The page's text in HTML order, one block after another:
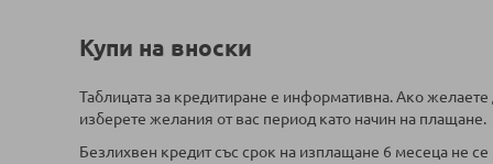
Купи на вноски
Таблицата за кредитиране е информативна. Ако
изберете желания от вас период като начин на плащане.
Безлихвен кредит със срок на изплащане 6 месеца не